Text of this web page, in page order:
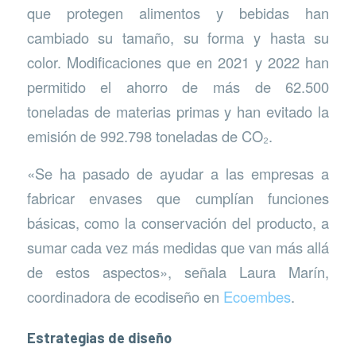
que protegen alimentos y bebidas han
cambiado su tamaño, su forma y hasta su
color. Modificaciones que en 2021 y 2022 han
permitido el ahorro de más de 62.500
toneladas de materias primas y han evitado la
emisión de 992.798 toneladas de CO₂.
«Se ha pasado de ayudar a las empresas a
fabricar envases que cumplían funciones
básicas, como la conservación del producto, a
sumar cada vez más medidas que van más allá
de estos aspectos», señala Laura Marín,
coordinadora de ecodiseño en Ecoembes.
Estrategias de diseño